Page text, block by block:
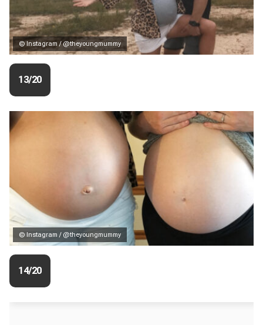
© Instagram / @theyoungmummy
13/20
© Instagram / @theyoungmummy
14/20